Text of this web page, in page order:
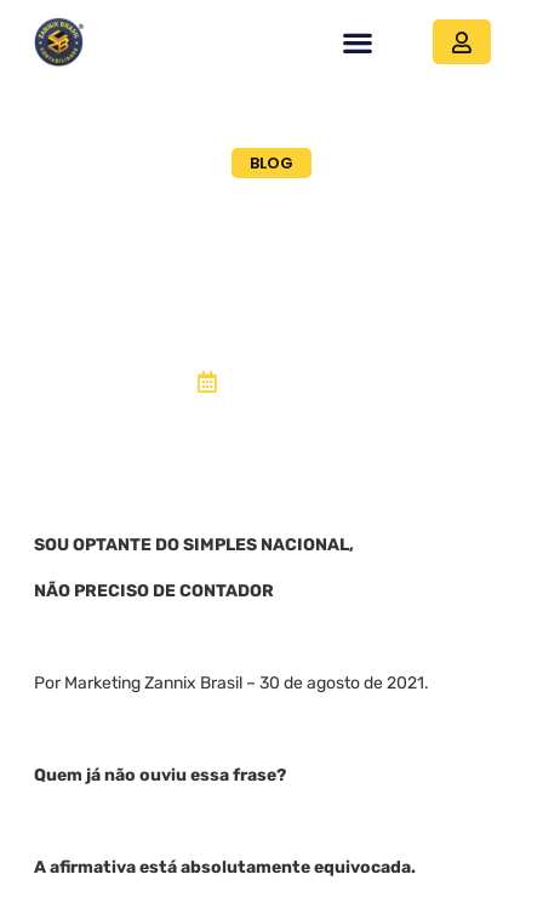
BLOG
SOU OPTANTE DO SIMPLES NACIONAL,
NÃO PRECISO DE CONTADOR
Por Marketing Zannix Brasil – 30 de agosto de 2021.
Quem já não ouviu essa frase?
A afirmativa está absolutamente equivocada.